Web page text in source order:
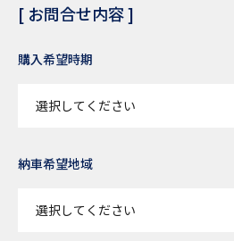
[ お問合せ内容 ]
購入希望時期
納車希望地域